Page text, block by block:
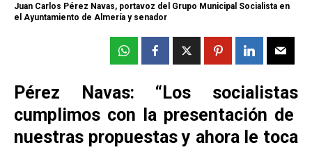
Juan Carlos Pérez Navas, portavoz del Grupo Municipal Socialista en
el Ayuntamiento de Almería y senador
Pérez Navas: “Los socialistas
cumplimos con la presentación de
nuestras propuestas y ahora le toca